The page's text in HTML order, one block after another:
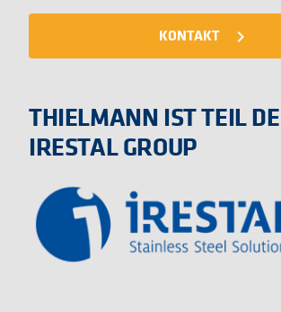
KONTAKT navigate_next
THIELMANN IST TEIL
IRESTAL GROUP